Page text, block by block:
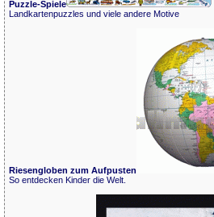
Puzzle-Spiele
Landkartenpuzzles und viele andere Motive
Riesengloben zum Aufpusten
So entdecken Kinder die Welt.